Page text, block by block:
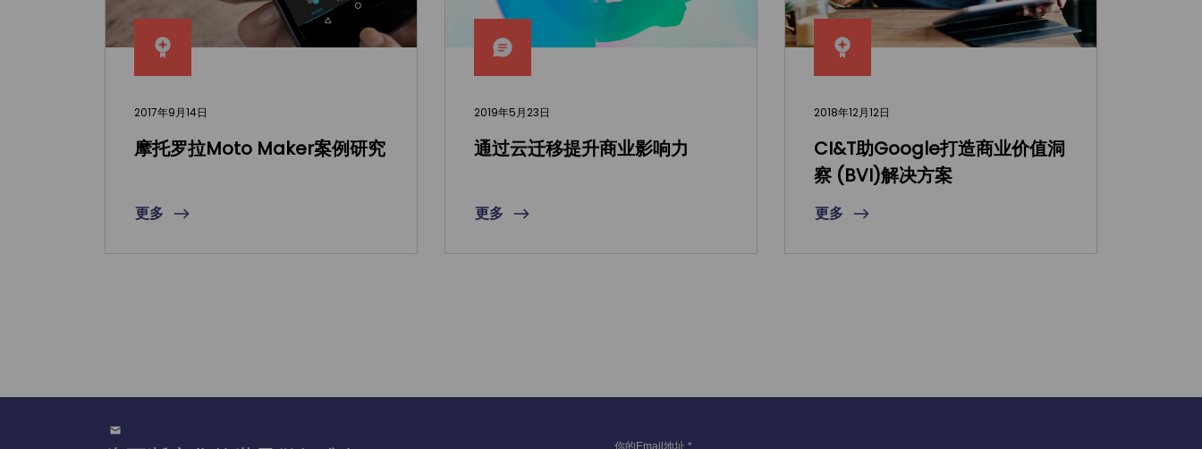
2017年9月14日
摩托罗拉Moto Maker案例研究
更多
2019年5月23日
通过云迁移提升商业影响力
更多
2018年12月12日
CI&T助Google打造商业价值洞
察 (BVI)解决方案
更多